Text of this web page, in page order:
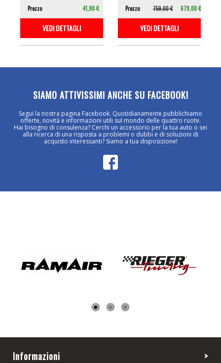
Prezzo 41,90 €
VEDI DETTAGLI
Prezzo 759,00 € 679,00 €
VEDI DETTAGLI
SIAMO ATTIVISSIMI ANCHE SU FACEBOOK!
Segui la nostra pagina Facebook. Quotidianamente pubblichiamo
offerte, novità e informazioni utili sul mondo delle quattro ruote.
Hai bisogno di consulenza? Cerchi un accessorio per la tua auto o sei
alla ricerca di una risposta a problemi o dubbi e di soluzioni di
acquisto interessanti? Siamo a tua disposizione!
Informazioni